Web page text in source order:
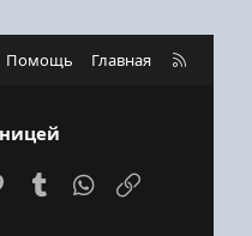
Помощь Главная
R
PinterestTumblr WhatsApp